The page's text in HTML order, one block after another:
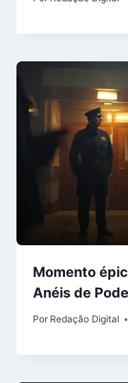
Momento
Anéis de
Por Redação Digital